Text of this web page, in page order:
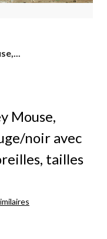
Mouse,
noir avec
tailles